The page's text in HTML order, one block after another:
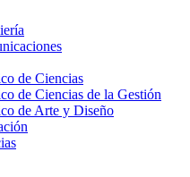
de Ciencias
de Ciencias de la Gestión
de Arte y Diseño